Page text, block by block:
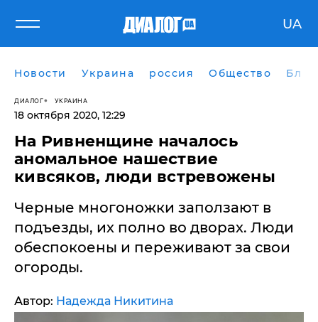
UA
Новости Украина россия Общество
ДИАЛОГ УКРАИНА
18 октября 2020, 12:29
На Ривненщине началось
аномальное нашествие
кивсяков, люди встревожены
Черные многоножки заползают в
подъезды, их полно во дворах. Люди
обеспокоены и переживают за свои
огороды.
Автор: Надежда Никитина